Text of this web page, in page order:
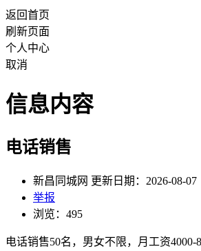
返回首页
刷新页面
个人中心
取消
信息内容
电话销售
新昌同城网 更新日期：2026-08-07
举报
浏览：495
电话销售50名，男女不限，月工资4000-